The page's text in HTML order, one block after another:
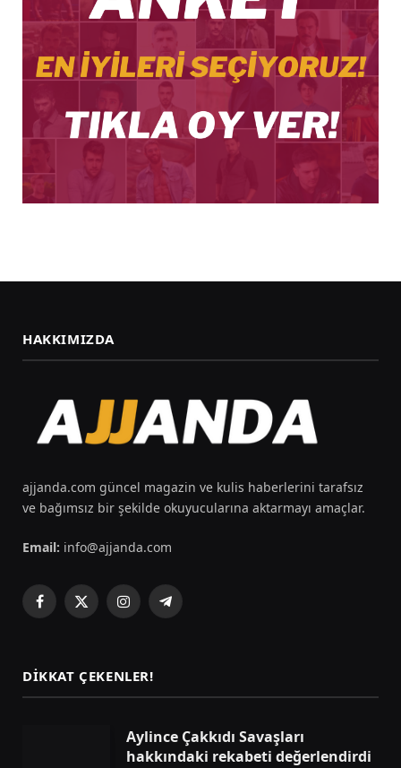
HAKKIMIZDA
ajjanda.com güncel magazin ve kulis haberlerini tarafsız
ve bağımsız bir şekilde okuyucularına aktarmayı amaçlar.
Email: info@ajjanda.com
Facebook
X
InstagramTelegram
DIKKAT ÇEKENLER!
Aylince Çakkıdı Savaşları
hakkındaki rekabeti değerlendirdi